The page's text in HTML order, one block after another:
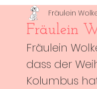
Fräulein
Fräulein
Fräulein
dass der
Kolumbus